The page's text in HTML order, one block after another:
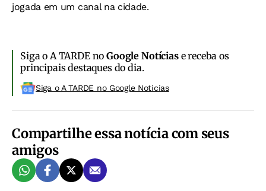
jogada em um canal na cidade.
Siga o A TARDE noGoogle Notíciase receba os
principais destaques do dia.
Siga o A TARDE no Google Noticias
Compartilhe essa notícia com seus
amigos